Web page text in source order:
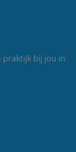
praktijk bij jou in